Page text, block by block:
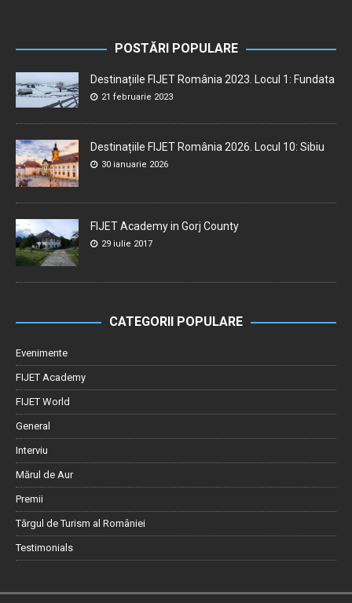
POSTĂRI POPULARE
Destinațiile FIJET România 2023. Locul 1: Fundata
21 februarie 2023
Destinațiile FIJET România 2026. Locul 10: Sibiu
30 ianuarie 2026
FIJET Academy in Gorj County
29 iulie 2017
CATEGORII POPULARE
Evenimente
FIJET Academy
FIJET World
General
Interviu
Mărul de Aur
Premii
Tărgul de Turism al României
Testimonials